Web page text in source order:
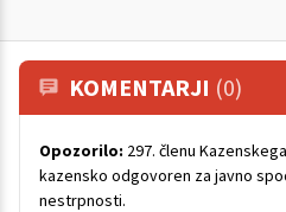
KOMENTARJI (0)
Opozorilo: 297. členu
kazensko odgovoren za javno
nestrpnosti.